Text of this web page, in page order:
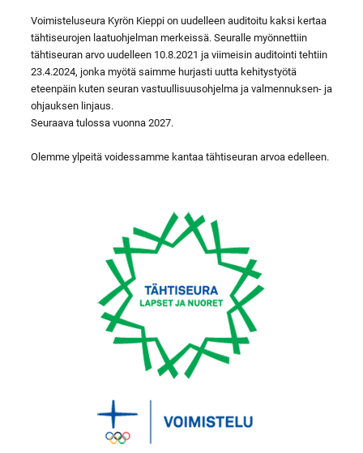
Voimisteluseura Kyrön Kieppi on uudelleen auditoitu kaksi kertaa
tähtiseurojen laatuohjelman merkeissä. Seuralle myönnettiin
tähtiseuran arvo uudelleen 10.8.2021 ja viimeisin auditointi tehtiin
23.4.2024, jonka myötä saimme hurjasti uutta kehitystyötä
eteenpäin kuten seuran vastuullisuusohjelma ja valmennuksen- ja
ohjauksen linjaus.
Seuraava tulossa vuonna 2027.
Olemme ylpeitä voidessamme kantaa tähtiseuran arvoa edelleen.